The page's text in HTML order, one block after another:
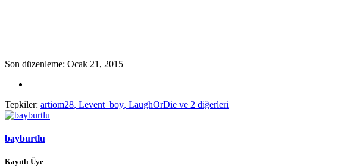
Son düzenleme: Ocak 21, 2015
Tepkiler: artiom28, Levent_boy, LaughOrDie ve 2 diğerleri
bayburtlu
Kayıtlı Üye